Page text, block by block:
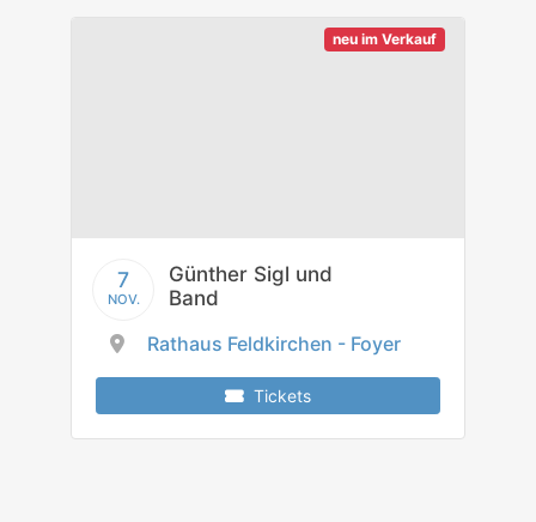
neu im Verkauf
7
NOV.
Günther Sigl und
Band
Rathaus Feldkirchen - Foyer
Tickets